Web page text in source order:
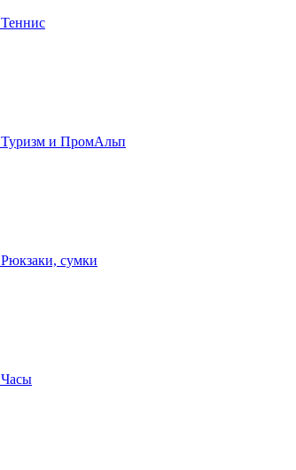
Теннис
Туризм и ПромАльп
Рюкзаки, сумки
Часы